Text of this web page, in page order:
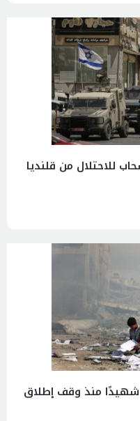
للاحتلال من قلنديا
غزة تنزف.. 4091 انتهاكًا و1254 شهيدًا منذ وقف إطلاق